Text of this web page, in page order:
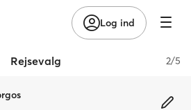
Log ind
Rejsevalg 2/5